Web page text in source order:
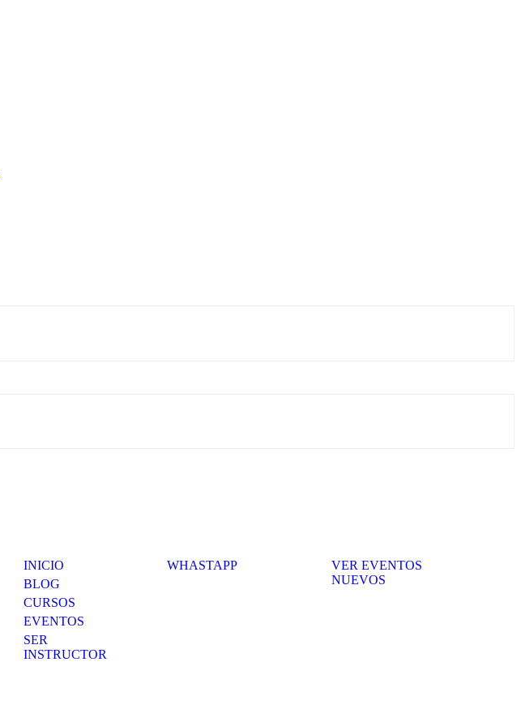
INICIO
BLOG
CURSOS
EVENTOS
SER
INSTRUCTOR
WHASTAPP
VER EVENTOS
NUEVOS